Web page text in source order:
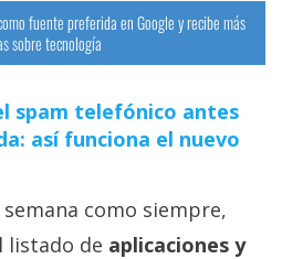
fuente preferida en Google y recibe más
sobre tecnología
spam telefónico antes
así funciona el nuevo
como siempre,
listado de aplicaciones y